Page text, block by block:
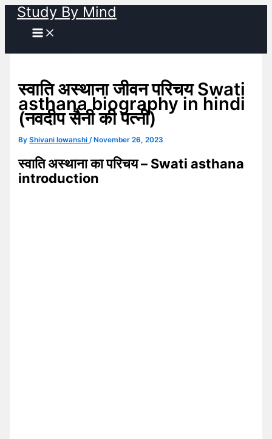
Skip
content
Study By Mind
स्वाति अस्थाना जीवन परिचय Swati
asthana biography in hindi
(नवदीप सैनी की पत्नी)
ByShivani lowanshi/ November 26, 2023
स्वाति अस्थाना का परिचय – Swati asthana
introduction